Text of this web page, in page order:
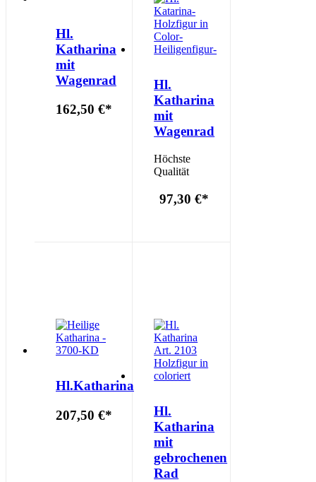
Hl.
Katharina
mit
Wagenrad
162,50 €*
Hl.
Katharina
mit
Wagenrad
Höchste
Qualität
97,30 €*
Hl.Katharina
207,50 €*
Hl.
Katharina
mit
gebrochenen
Rad